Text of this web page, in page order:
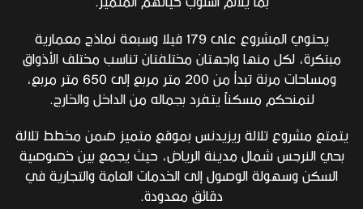
يحتوي المشروع على 179 فيلا وسبعة نماذج معمارية
مبتكرة، لكل منها واجهتان مختلفتان تناسب مختلف الأذواق
ومساحات مرنة تبدأ من 200 متر مربع إلى 650 متر مربع،
لنمنحكم مسكناًً يتفرد بجماله من الداخل والخارج.
مشروع تلالة ريزيدنس بموقع متميز ضمن مخطط تلالة
بحي النرجس شمال مدينة الرياض، حيث يجمع بين خصوصية
السكن وسهولة الوصول إلى الخدمات العامة والتجارية في
دقائق معدودة.